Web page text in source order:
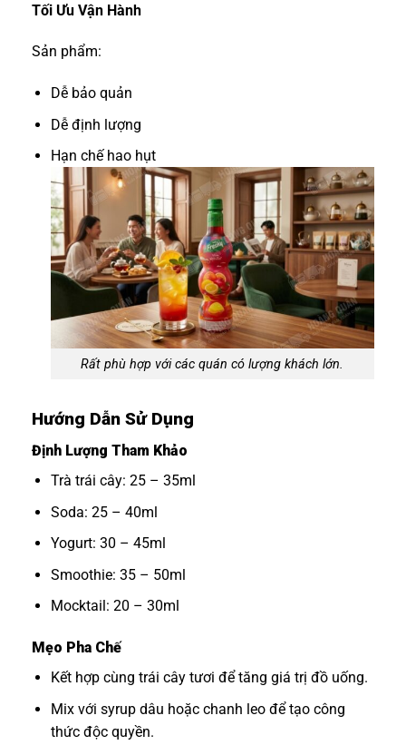
Tối Ưu Vận Hành
Sản phẩm:
Dễ bảo quản
Dễ định lượng
Hạn chế hao hụt
Rất phù hợp với các quán có lượng khách lớn.
Hướng Dẫn Sử Dụng
Định Lượng Tham Khảo
Trà trái cây: 25 – 35ml
Soda: 25 – 40ml
Yogurt: 30 – 45ml
Smoothie: 35 – 50ml
Mocktail: 20 – 30ml
Mẹo Pha Chế
Kết hợp cùng trái cây tươi để tăng giá trị đồ uống.
Mix với syrup dâu hoặc chanh leo để tạo công
thức độc quyền.